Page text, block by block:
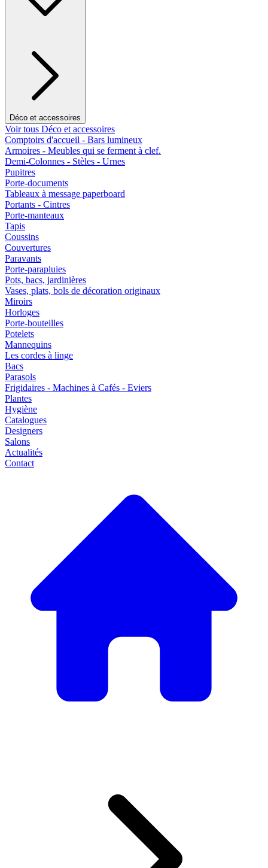
Déco et accessoires
Voir tous Déco et accessoires
Comptoirs d'accueil - Bars lumineux
Armoires - Meubles qui se ferment à clef.
Demi-Colonnes - Stèles - Urnes
Pupitres
Porte-documents
Tableaux à message paperboard
Portants - Cintres
Porte-manteaux
Tapis
Coussins
Couvertures
Paravants
Porte-parapluies
Pots, bacs, jardinières
Vases, plats, bols de décoration originaux
Miroirs
Horloges
Porte-bouteilles
Potelets
Mannequins
Les cordes à linge
Bacs
Parasols
Frigidaires - Machines à Cafés - Eviers
Plantes
Hygiène
Catalogues
Designers
Salons
Actualités
Contact